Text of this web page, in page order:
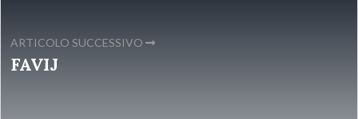
ARTICOLO SUCCESSIVO
FAVIJ